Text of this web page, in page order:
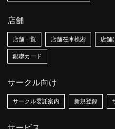
店舗
店舗一覧 店舗在庫検索 店舗
銀聯カード
サークル向け
サークル委託案内 新規登録